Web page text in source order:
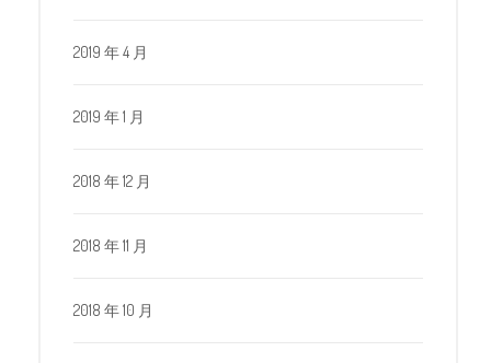
2019 年 4 月
2019 年 1 月
2018 年 12 月
2018 年 11 月
2018 年 10 月